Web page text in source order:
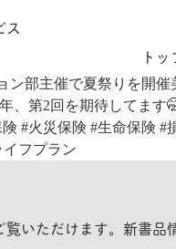
ト
いただけます。新書品